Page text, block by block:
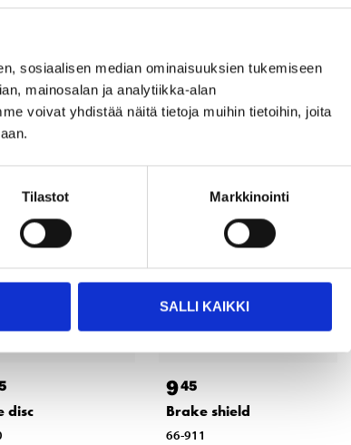
sosiaalisen median ominaisuuksien tukemiseen
mainosalan ja analytiikka-alan
voivat yhdistää näitä tietoja muihin tietoihin, joita
Tilastot Markkinointi
SALLI KAIKKI
bought
disc
945
Brake shield
66-911